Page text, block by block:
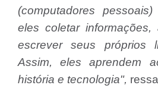
(computadores
eles coletar
escrever seus próprios
Assim, eles aprendem
história e tecnologia",